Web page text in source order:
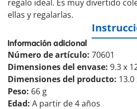
regalo ideal. Es muy divertido
ellas y regalarlas.
Información adicional
Número de artículo: 70601
Dimensiones del envase: 9.3 x
Dimensiones del producto: 13.0
Peso: 66 g
Edad: A partir de 4 años